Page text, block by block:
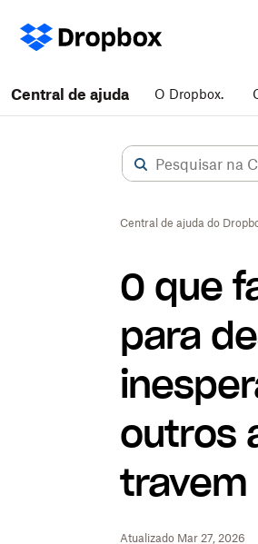
Central de ajuda O Dropbox.
Central de ajuda do
O que
para
outros
travem
Atualizado Mar 27, 2026